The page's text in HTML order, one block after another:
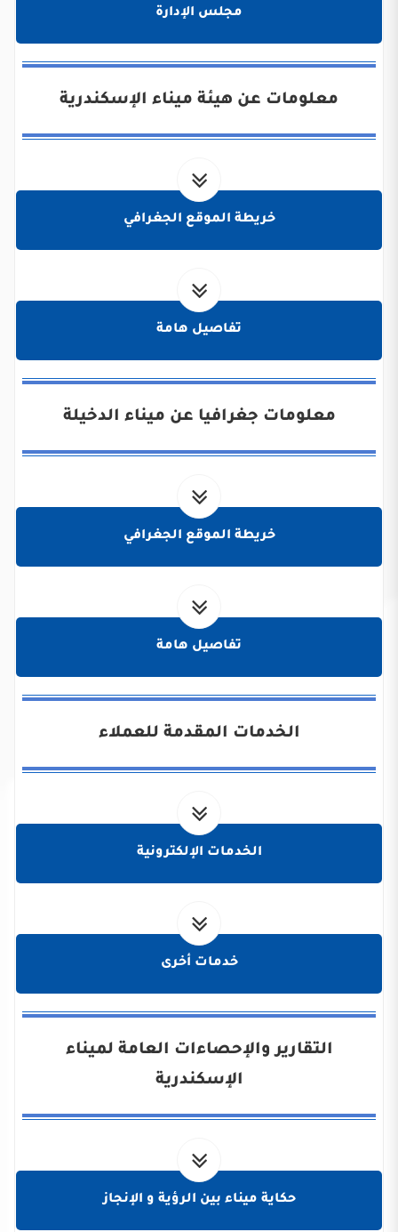
مجلس الإدارة
معلومات عن هيئة ميناء الإسكندرية
خريطة الموقع الجغرافي
تفاصيل هامة
معلومات جغرافيا عن ميناء الدخيلة
خريطة الموقع الجغرافي
تفاصيل هامة
الخدمات المقدمة للعملاء
الخدمات الإلكترونية
خدمات أخرى
التقارير والإحصاءات العامة لميناء
الإسكندرية
حكاية ميناء بين الرؤية و الإنجاز